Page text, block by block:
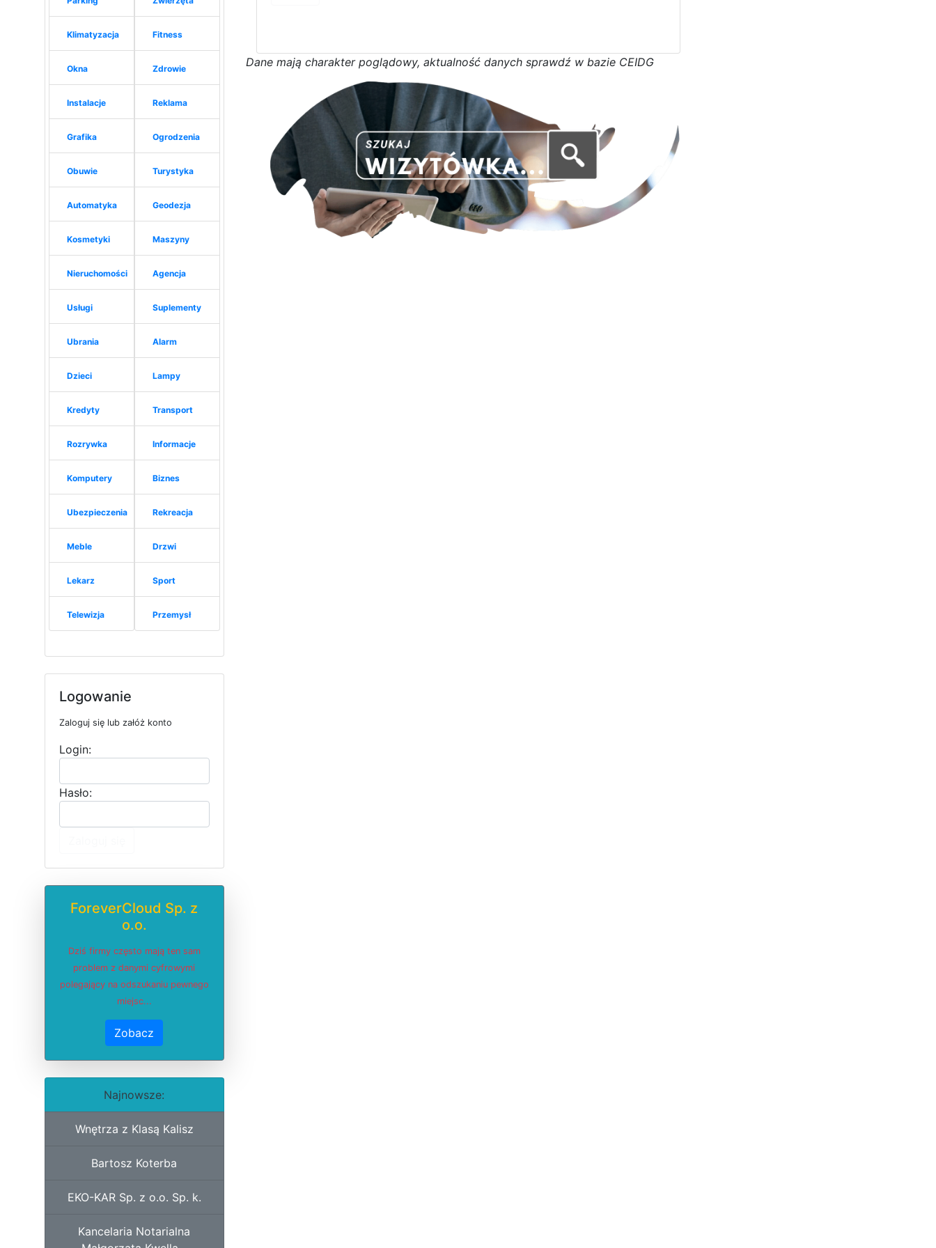
Klimatyzacja
Okna
Instalacje
Grafika
Obuwie
Automatyka
Kosmetyki
Nieruchomości
Usługi
Ubrania
Dzieci
Kredyty
Rozrywka
Komputery
Ubezpieczenia
Meble
Lekarz
Telewizja
Fitness
Zdrowie
Reklama
Ogrodzenia
Turystyka
Geodezja
Maszyny
Agencja
Suplementy
Alarm
Lampy
Transport
Informacje
Biznes
Rekreacja
Drzwi
Sport
Przemysł
Logowanie
Zaloguj się lub załóż konto
Login:
Hasło:
ForeverCloud Sp. z
o.o.
Dziś firmy często mają ten sam
problem z danymi cyfrowymi
polegający na odszukaniu pewnego
miejsc...
Zobacz
Najnowsze:
Wnętrza z Klasą Kalisz
Bartosz Koterba
EKO-KAR Sp. z o.o. Sp. k.
Kancelaria Notarialna
Dane mają charakter poglądowy, aktualność danych sprawdź w bazie CEIDG